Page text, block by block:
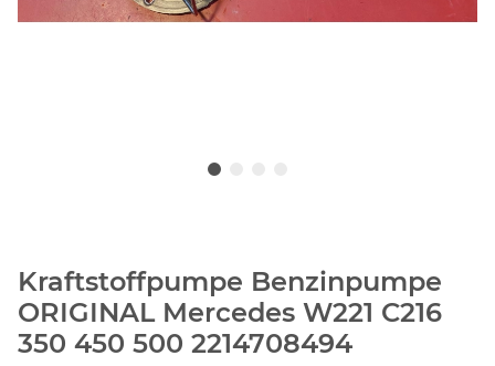
Kraftstoffpumpe Benzinpumpe
ORIGINAL Mercedes W221 C216
350 450 500 2214708494